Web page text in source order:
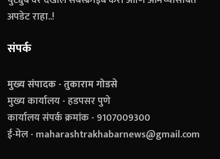
अपडेट राहा..!
संपर्क
मुख्य संपादक - तुकाराम गोडसे
मुख्य कार्यालय - हडपसर पुणे
कार्यालय संपर्क क्रमांक - 9107009300
ई-मेल - maharashtrakhabarnews@gmail.com